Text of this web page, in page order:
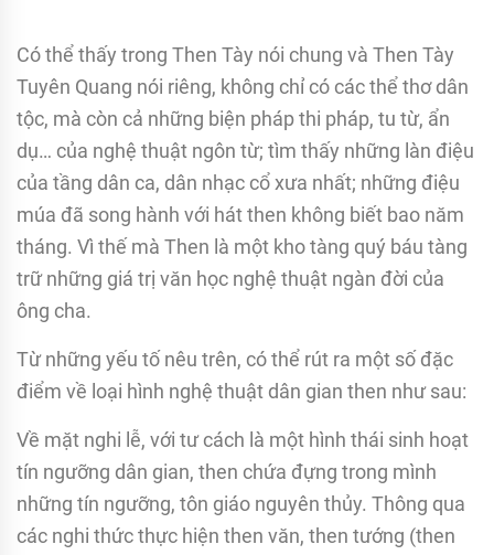
Có thể thấy trong Then Tày nói chung và Then Tày
Tuyên Quang nói riêng, không chỉ có các thể thơ dân
tộc, mà còn cả những biện pháp thi pháp, tu từ, ẩn
dụ… của nghệ thuật ngôn từ; tìm thấy những làn điệu
của tầng dân ca, dân nhạc cổ xưa nhất; những điệu
múa đã song hành với hát then không biết bao năm
tháng. Vì thế mà Then là một kho tàng quý báu tàng
trữ những giá trị văn học nghệ thuật ngàn đời của
ông cha.
Từ những yếu tố nêu trên, có thể rút ra một số đặc
điểm về loại hình nghệ thuật dân gian then như sau:
Về mặt nghi lễ, với tư cách là một hình thái sinh hoạt
tín ngưỡng dân gian, then chứa đựng trong mình
những tín ngưỡng, tôn giáo nguyên thủy. Thông qua
các nghi thức thực hiện then văn, then tướng (then